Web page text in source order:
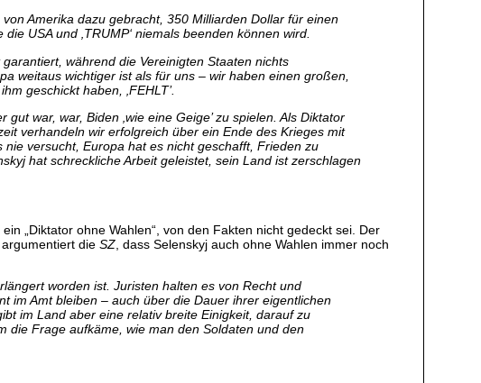
Amerika dazu gebracht, 350 Milliarden Dollar für einen
USA und ‚TRUMP‘ niemals beenden können wird.
während die Vereinigten Staaten nichts
weitaus wichtiger ist als für uns – wir haben einen großen,
geschickt haben, ‚FEHLT’.
war, war, Biden ‚wie eine Geige’ zu spielen. Als Diktator
verhandeln wir erfolgreich über ein Ende des Krieges mit
nie versucht, Europa hat es nicht geschafft, Frieden zu
hat schreckliche Arbeit geleistet, sein Land ist zerschlagen
„Diktator ohne Wahlen“, von den Fakten nicht gedeckt sei. Der
argumentiert dieSZ , dass Selenskyj auch ohne Wahlen immer noch
worden ist. Juristen halten es von Recht und
im Amt bleiben – auch über die Dauer ihrer eigentlichen
im Land aber eine relativ breite Einigkeit, darauf zu
die Frage aufkäme, wie man den Soldaten und den